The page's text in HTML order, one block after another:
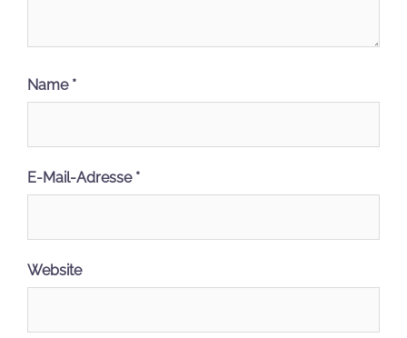
Name *
E-Mail-Adresse *
Website